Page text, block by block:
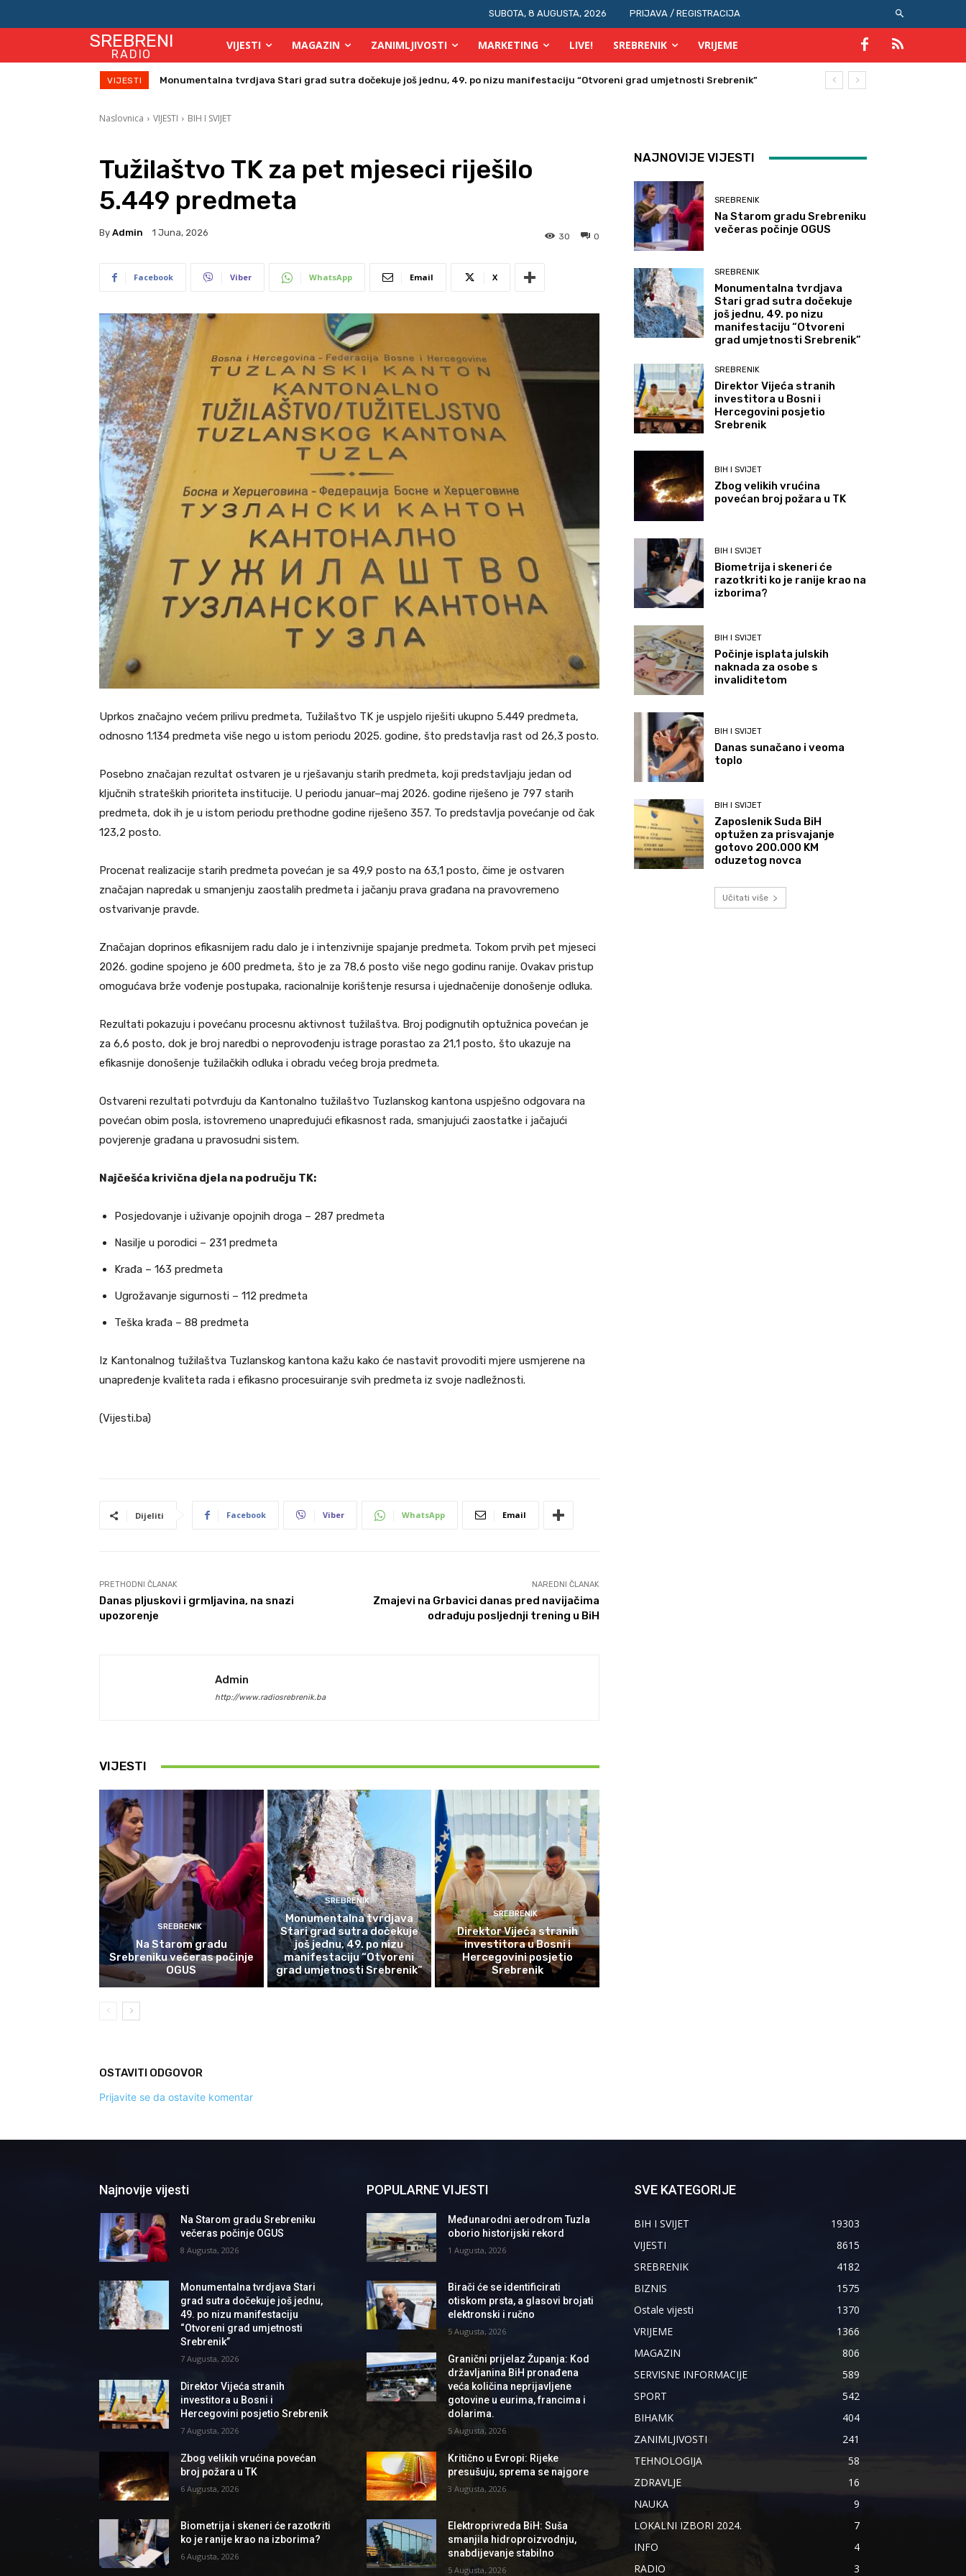
SUBOTA, 8 AUGUSTA, 2026 PRIJAVA / REGISTRACIJA
SREBRENI
RADIO
VIJESTI MAGAZIN ZANIMLJIVOSTI MARKETING LIVE! SREBRENIK VRIJEME
VIJESTI Direktor Vijeća stranih investitora u Bosni i Hercegovini posjetio Srebrenik
Naslovnica VIJESTI BIH I SVIJET
Tužilaštvo TK za pet mjeseci riješilo
5.449 predmeta
By Admin 1 Juna, 2026 0
30
Facebook Viber WhatsApp Email X
Uprkos značajno većem prilivu predmeta, Tužilaštvo TK je uspjelo riješiti ukupno 5.449 predmeta,
odnosno 1.134 predmeta više nego u istom periodu 2025. godine, što predstavlja rast od 26,3 posto.
Posebno značajan rezultat ostvaren je u rješavanju starih predmeta, koji predstavljaju jedan od
ključnih strateških prioriteta institucije. U periodu januar–maj 2026. godine riješeno je 797 starih
predmeta, dok ih je u istom periodu prethodne godine riješeno 357. To predstavlja povećanje od čak
123,2 posto.
Procenat realizacije starih predmeta povećan je sa 49,9 posto na 63,1 posto, čime je ostvaren
značajan napredak u smanjenju zaostalih predmeta i jačanju prava građana na pravovremeno
ostvarivanje pravde.
Značajan doprinos efikasnijem radu dalo je i intenzivnije spajanje predmeta. Tokom prvih pet mjeseci
2026. godine spojeno je 600 predmeta, što je za 78,6 posto više nego godinu ranije. Ovakav pristup
omogućava brže vođenje postupaka, racionalnije korištenje resursa i ujednačenije donošenje odluka.
Rezultati pokazuju i povećanu procesnu aktivnost tužilaštva. Broj podignutih optužnica povećan je
za 6,6 posto, dok je broj naredbi o neprovođenju istrage porastao za 21,1 posto, što ukazuje na
efikasnije donošenje tužilačkih odluka i obradu većeg broja predmeta.
Ostvareni rezultati potvrđuju da Kantonalno tužilaštvo Tuzlanskog kantona uspješno odgovara na
povećan obim posla, istovremeno unapređujući efikasnost rada, smanjujući zaostatke i jačajući
povjerenje građana u pravosudni sistem.
Najčešća krivična djela na području TK:
Posjedovanje i uživanje opojnih droga – 287 predmeta
Nasilje u porodici – 231 predmeta
Krađa – 163 predmeta
Ugrožavanje sigurnosti – 112 predmeta
Teška krađa – 88 predmeta
Iz Kantonalnog tužilaštva Tuzlanskog kantona kažu kako će nastavit provoditi mjere usmjerene na
unapređenje kvaliteta rada i efikasno procesuiranje svih predmeta iz svoje nadležnosti.
(Vijesti.ba)
Dijeliti Facebook Viber WhatsApp Email
PRETHODNI ČLANAK
Danas pljuskovi i grmljavina, na snazi
upozorenje
NAREDNI ČLANAK
Zmajevi na Grbavici danas pred navijačima
odrađuju posljednji trening u BiH
Admin
http://www.radiosrebrenik.ba
VIJESTI
SREBRENIK
Na Starom gradu
Srebreniku večeras počinje
OGUS
SREBRENIK
Monumentalna tvrdjava
Stari grad sutra dočekuje
još jednu, 49. po nizu
manifestaciju “Otvoreni
grad umjetnosti Srebrenik”
SREBRENIK
Direktor Vijeća stranih
investitora u Bosni i
Hercegovini posjetio
Srebrenik
OSTAVITI ODGOVOR
Prijavite se da ostavite komentar
NAJNOVIJE VIJESTI
SREBRENIK
Na Starom gradu Srebreniku
večeras počinje OGUS
SREBRENIK
Monumentalna tvrdjava
Stari grad sutra dočekuje
još jednu, 49. po nizu
manifestaciju “Otvoreni
grad umjetnosti Srebrenik”
SREBRENIK
Direktor Vijeća stranih
investitora u Bosni i
Hercegovini posjetio
Srebrenik
BIH I SVIJET
Zbog velikih vrućina
povećan broj požara u TK
BIH I SVIJET
Biometrija i skeneri će
razotkriti ko je ranije krao na
izborima?
BIH I SVIJET
Počinje isplata julskih
naknada za osobe s
invaliditetom
BIH I SVIJET
Danas sunačano i veoma
toplo
BIH I SVIJET
Zaposlenik Suda BiH
optužen za prisvajanje
gotovo 200.000 KM
oduzetog novca
Učitati više
Najnovije vijesti
Na Starom gradu Srebreniku
večeras počinje OGUS
8 Augusta, 2026
Monumentalna tvrdjava Stari
grad sutra dočekuje još jednu,
49. po nizu manifestaciju
“Otvoreni grad umjetnosti
Srebrenik”
7 Augusta, 2026
Direktor Vijeća stranih
investitora u Bosni i
Hercegovini posjetio Srebrenik
7 Augusta, 2026
Zbog velikih vrućina povećan
broj požara u TK
6 Augusta, 2026
Biometrija i skeneri će razotkriti
ko je ranije krao na izborima?
6 Augusta, 2026
POPULARNE VIJESTI
Međunarodni aerodrom Tuzla
oborio historijski rekord
1 Augusta, 2026
Birači će se identificirati
otiskom prsta, a glasovi brojati
elektronski i ručno
5 Augusta, 2026
Granični prijelaz Županja: Kod
državljanina BiH pronađena
veća količina neprijavljene
gotovine u eurima, francima i
dolarima.
5 Augusta, 2026
Kritično u Evropi: Rijeke
presušuju, sprema se najgore
3 Augusta, 2026
Elektroprivreda BiH: Suša
smanjila hidroproizvodnju,
snabdijevanje stabilno
5 Augusta, 2026
SVE KATEGORIJE
BIH I SVIJET
19303
VIJESTI
8615
SREBRENIK
4182
BIZNIS
1575
Ostale vijesti
1370
VRIJEME
1366
MAGAZIN
806
SERVISNE INFORMACIJE
589
SPORT
542
BIHAMK
404
ZANIMLJIVOSTI
241
TEHNOLOGIJA
58
ZDRAVLJE
16
NAUKA
9
LOKALNI IZBORI 2024.
7
INFO
4
RADIO
3